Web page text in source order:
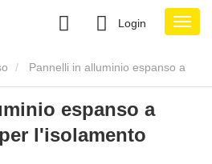
Login
acustico espanso a
l'isolamento